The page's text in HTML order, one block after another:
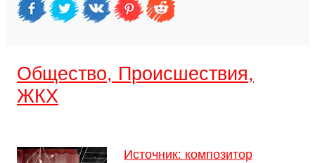
Общество, Происшествия,
ЖКХ
Источник: композитор